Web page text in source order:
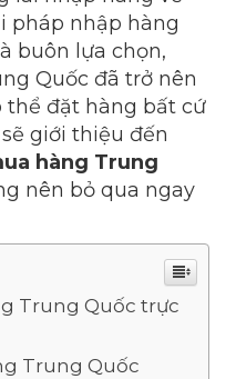
pháp nhập hàng
buôn lựa chọn,
Quốc đã trở nên
thể đặt hàng bất cứ
giới thiệu đến
hàng Trung
nên bỏ qua ngay
Trung Quốc trực
Trung Quốc